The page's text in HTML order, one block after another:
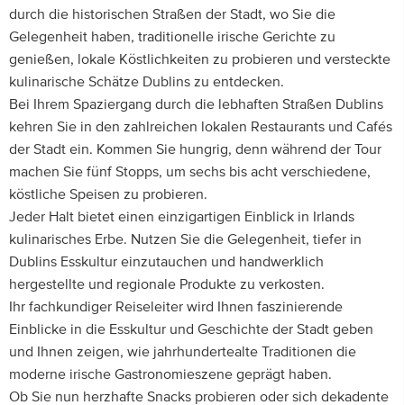
durch die historischen Straßen der Stadt, wo Sie die
Gelegenheit haben, traditionelle irische Gerichte zu
genießen, lokale Köstlichkeiten zu probieren und versteckte
kulinarische Schätze Dublins zu entdecken.
Bei Ihrem Spaziergang durch die lebhaften Straßen Dublins
kehren Sie in den zahlreichen lokalen Restaurants und Cafés
der Stadt ein. Kommen Sie hungrig, denn während der Tour
machen Sie fünf Stopps, um sechs bis acht verschiedene,
köstliche Speisen zu probieren.
Jeder Halt bietet einen einzigartigen Einblick in Irlands
kulinarisches Erbe. Nutzen Sie die Gelegenheit, tiefer in
Dublins Esskultur einzutauchen und handwerklich
hergestellte und regionale Produkte zu verkosten.
Ihr fachkundiger Reiseleiter wird Ihnen faszinierende
Einblicke in die Esskultur und Geschichte der Stadt geben
und Ihnen zeigen, wie jahrhundertealte Traditionen die
moderne irische Gastronomieszene geprägt haben.
Ob Sie nun herzhafte Snacks probieren oder sich dekadente